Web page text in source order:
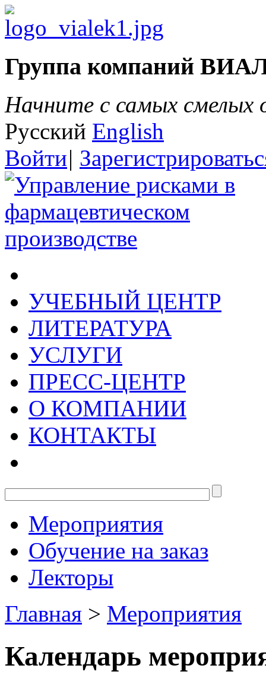
Группа компаний
Начните с самых
Русский English
Войти|
УЧЕБНЫЙ ЦЕНТР
ЛИТЕРАТУРА
УСЛУГИ
ПРЕСС-ЦЕНТР
О КОМПАНИИ
КОНТАКТЫ
Мероприятия
Обучение на заказ
Лекторы
Главная > Мероприятия
Календарь